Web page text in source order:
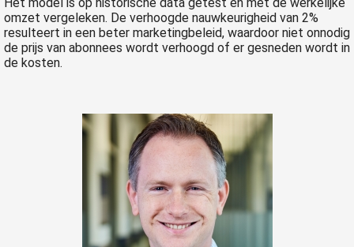
omzet vergeleken. De verhoogde nauwkeurigheid van 2%
resulteert in een beter marketingbeleid, waardoor niet onnodig
de prijs van abonnees wordt verhoogd of er gesneden wordt in
de kosten.